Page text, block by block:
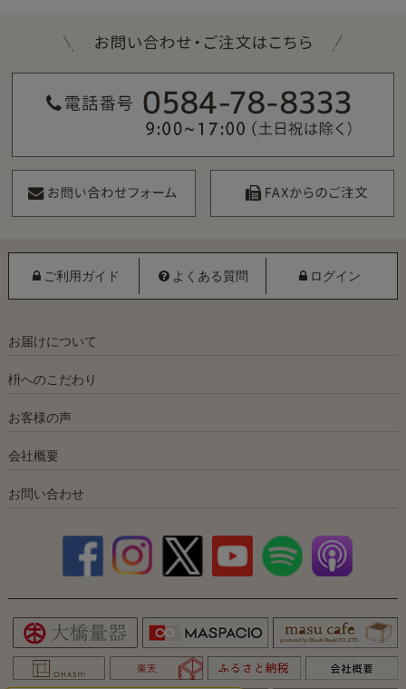
ご利用ガイド よくある質問 ログイン
お届けについて
枡へのこだわり
お客様の声
会社概要
お問い合わせ